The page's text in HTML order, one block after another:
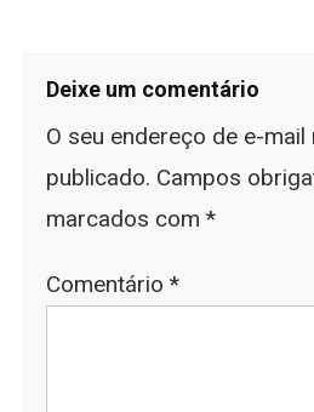
Deixe um comentário
O seu endereço de e-mail
publicado. Campos
marcados com *
Comentário *